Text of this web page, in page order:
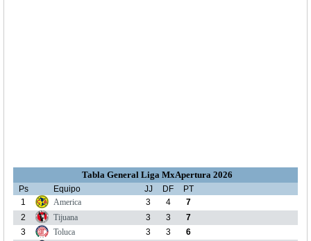
Tabla General Liga MxApertura 2026
Ps Equipo JJ DF
PT
1
America 3 4
7
2
Tijuana 3 3
7
3
Toluca 3 3
6